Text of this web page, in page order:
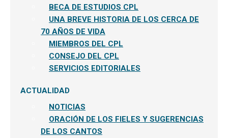
BECA DE ESTUDIOS CPL
UNA BREVE HISTORIA DE LOS CERCA DE
70 AÑOS DE VIDA
MIEMBROS DEL CPL
CONSEJO DEL CPL
SERVICIOS EDITORIALES
ACTUALIDAD
NOTICIAS
ORACIÓN DE LOS FIELES Y SUGERENCIAS
DE LOS CANTOS